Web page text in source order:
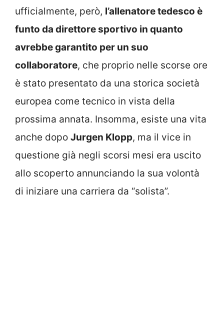
ufficialmente, però, l’allenatore tedesco è
funto da direttore sportivo in quanto
avrebbe garantito per un suo
collaboratore, che proprio nelle scorse ore
è stato presentato da una storica società
europea come tecnico in vista della
prossima annata. Insomma, esiste una vita
anche dopo Jurgen Klopp, ma il vice in
questione già negli scorsi mesi era uscito
allo scoperto annunciando la sua volontà
di iniziare una carriera da “solista”.